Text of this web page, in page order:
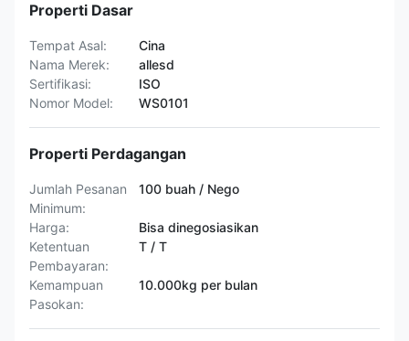
Properti Dasar
Tempat Asal:
Cina
Nama Merek:
allesd
Sertifikasi:
ISO
Nomor Model:
WS0101
Properti Perdagangan
Jumlah Pesanan
Minimum:
100 buah / Nego
Harga:
Bisa dinegosiasikan
Ketentuan
Pembayaran:
T / T
Kemampuan
Pasokan:
10.000kg per bulan